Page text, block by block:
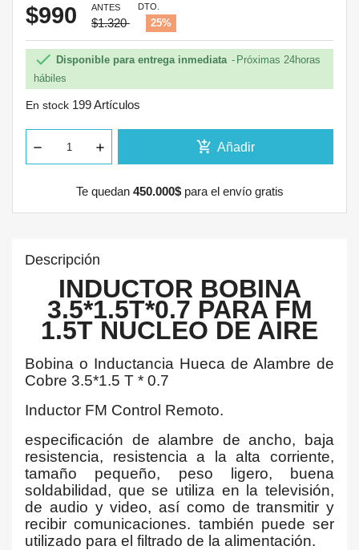
$990 ANTES
$1.320
DTO.
25%
 Disponible para entrega inmediata
Próximas 24horas
hábiles
En stock 199 Artículos
add_shopping_cart Añadir
Te quedan 450.000$para el envío gratis
Descripción
INDUCTOR BOBINA
3.5*1.5T*0.7 PARA FM
1.5T NUCLEO DE AIRE
Bobina o Inductancia Hueca de Alambre de
Cobre 3.5*1.5 T * 0.7
Inductor FM Control Remoto.
especificación de alambre de ancho, baja
resistencia, resistencia a la alta corriente,
tamaño pequeño, peso ligero, buena
soldabilidad, que se utiliza en la televisión,
de audio y video, así como de transmitir y
recibir comunicaciones. también puede ser
utilizado para el filtrado de la alimentación.